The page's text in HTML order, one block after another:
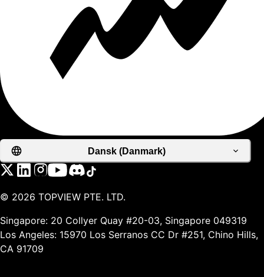
Dansk (Danmark)
© 2026 TOPVIEW PTE. LTD.
Singapore: 20 Collyer Quay #20-03, Singapore 049319
Los Angeles: 15970 Los Serranos CC Dr #251, Chino Hills,
CA 91709